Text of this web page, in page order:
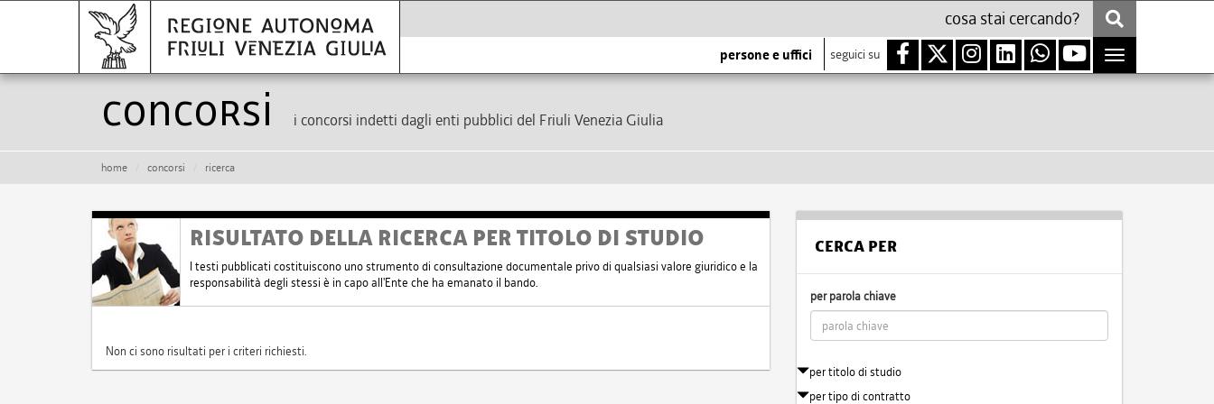
persone e uffici seguici su
Toggle
navigation
Concorsi i concorsi indetti dagli enti pubblici del Friuli Venezia Giulia
home concorsi ricerca
RISULTATO DELLA RICERCA PER TITOLO DI STUDIO
I testi pubblicati costituiscono uno strumento di consultazione documentale privo di qualsiasi valore giuridico e la
responsabilità degli stessi è in capo all'Ente che ha emanato il bando.
Non ci sono risultati per i criteri richiesti.
CERCA PER
per parola chiave
per titolo di studio
per tipo di contratto